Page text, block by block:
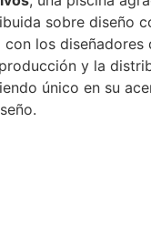
sobre diseño
con los
y la
único en su